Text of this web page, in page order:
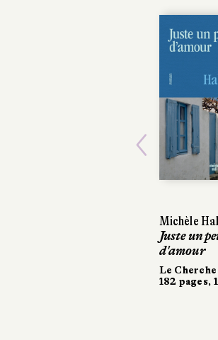
Michèle
Juste un
d'amour
Le
182 pages,